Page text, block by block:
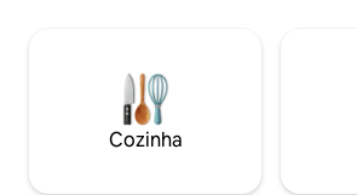
conforto, conveniência e estadias
inesquecíveis. Reserve agora para uma
experiência premium!
Cozinha